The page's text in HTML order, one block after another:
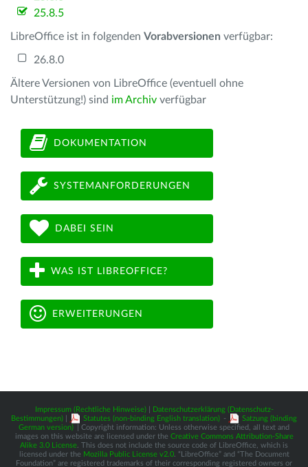
25.8.5
LibreOffice ist in folgenden Vorabversionen verfügbar:
26.8.0
Ältere Versionen von LibreOffice (eventuell ohne
Unterstützung!) sind im Archiv verfügbar
DOKUMENTATION
SYSTEMANFORDERUNGEN
DABEI SEIN
WAS IST LIBREOFFICE?
ERWEITERUNGEN
Impressum (Rechtliche Hinweise)|
Datenschutzerklärung (Datenschutz-
Bestimmungen)
Statutes (non-binding English translation) -
Satzung (binding
German version)
| Copyright information: Unless otherwise specified, all text and
images on this website are licensed under the Creative Commons Attribution-Share
Alike 3.0 License . This does not include the source code of LibreOffice, which is
licensed under the Mozilla Public License v2.0. “LibreOffice” and “The Document
Foundation” are registered trademarks of their corresponding registered owners or